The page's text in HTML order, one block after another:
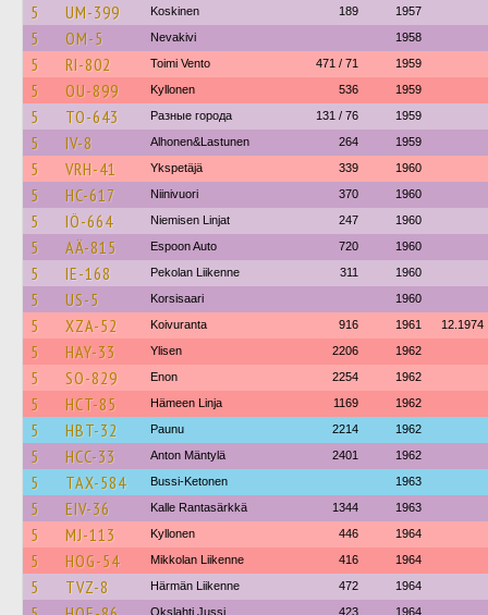
5 UM-399 Koskinen 189 1957
5 OM-5 Nevakivi 1958
5 RI-802 Toimi Vento 471 / 71 1959
5 OU-899 Kyllonen 536 1959
5 TO-643 Разные города 131 / 76 1959
5 IV-8 Alhonen&Lastunen 264 1959
5 VRH-41 Ykspetäjä 339 1960
5 HC-617 Niinivuori 370 1960
5 IÖ-664 Niemisen Linjat 247 1960
5 AÄ-815 Espoon Auto 720 1960
5 IE-168 Pekolan Liikenne 311 1960
5 US-5 Korsisaari 1960
5 XZA-52 Koivuranta 916 1961 12.1974
5 HAY-33 Ylisen 2206 1962
5 SO-829 Enon 2254 1962
5 HCT-85 Hämeen Linja 1169 1962
5 HBT-32 Paunu 2214 1962
5 HCC-33 Anton Mäntylä 2401 1962
5 TAX-584 Bussi-Ketonen 1963
5 EIV-36 Kalle Rantasärkkä 1344 1963
5 MJ-113 Kyllonen 446 1964
5 HOG-54 Mikkolan Liikenne 416 1964
5 TVZ-8 Härmän Liikenne 472 1964
Okslahti Jussi 423 1964